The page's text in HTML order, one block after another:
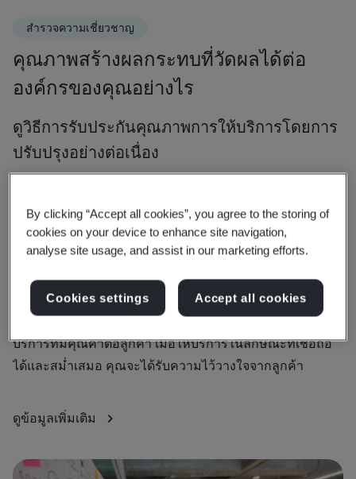
สำรวจความเชี่ยวชาญ
คุณภาพสร้างผลกระทบที่วัดผลได้ต่อ
องค์กรของคุณอย่างไร
ดูวิธีการรับประกันคุณภาพการให้บริการโดยการ
ปรับปรุงอย่างต่อเนื่อง
ความเชี่ยวชาญ
การปรับปรุงความพึงพอใจของลูกค้า
การให้ความสำคัญกับคุณภาพเป็นการสร้างผลิตภัณฑ์และ
บริการที่มีคุณค่าต่อลูกค้า เมื่อให้บริการในลักษณะที่เชื่อถือ
ได้และสม่ำเสมอ คุณจะได้รับความไว้วางใจจากลูกค้า
ดูข้อมูลเพิ่มเติม
ม
By clicking “Accept all cookies”, you agree to the storing of
cookies on your device to enhance site navigation,
analyse site usage, and assist in our marketing efforts.
Cookies settings Accept all cookies